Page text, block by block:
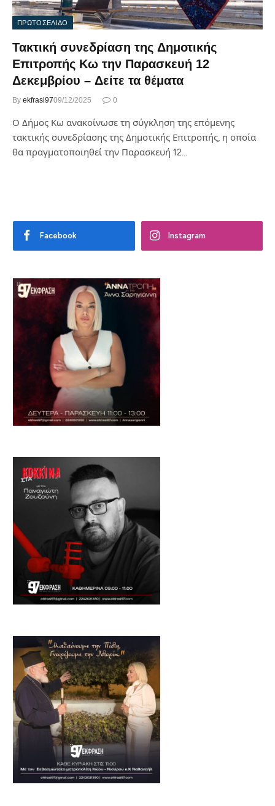
ΠΡΩΤΟΣΕΛΙΔΟ
Τακτική συνεδρίαση της Δημοτικής
Επιτροπής Κω την Παρασκευή 12
Δεκεμβρίου – Δείτε τα θέματα
By ekfrasi9709/12/2025 0
Ο Δήμος Κω ανακοίνωσε τη σύγκληση της επόμενης
τακτικής συνεδρίασης της Δημοτικής Επιτροπής, η οποία
θα πραγματοποιηθεί την Παρασκευή 12…
Facebook Instagram